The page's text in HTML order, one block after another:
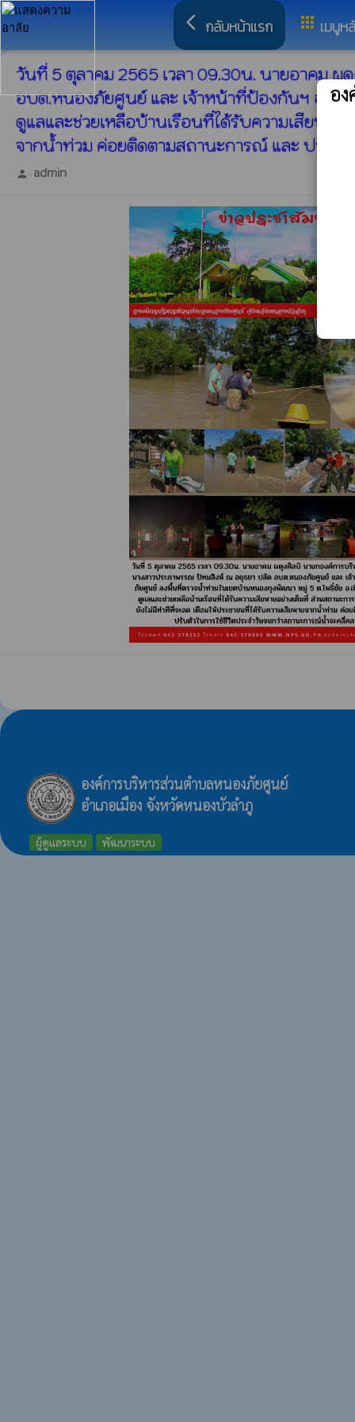
arrow_back_ios กลับหน้าแรก apps เมนูห
วันที่ 5 ตุลาคม 2565 เวลา 09.30น. นายอาคม
อบต.หนองภัยศูนย์ และ เจ้าหน้าที่ป้องกันฯ อบต
ดูแลและช่วยเหลือบ้านเรือนที่ได้รับความเสียหา
จากน้ำท่วม ค่อยติดตามสถานะการณ์ และ ปรับตั
person admin
องค์การบริหารส่วนตำบลหนองภัยศูนย์
อำเภอเมือง จังหวัดหนองบัวลำภู
ผู้ดูแลระบบ พัฒนาระบบ
อ